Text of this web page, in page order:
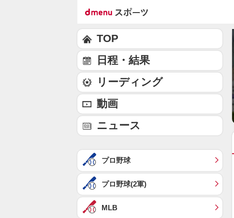
TOP
日程・結果
リーディング
動画
ニュース
プロ野球
プロ野球(2軍)
MLB